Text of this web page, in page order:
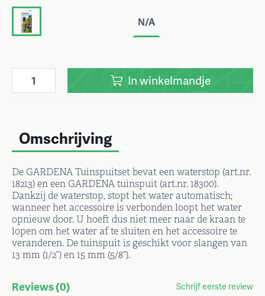
N/A
Inwinkelmandje
Omschrijving
De GARDENA Tuinspuitset bevat een waterstop (art.nr.
18213) en een GARDENA tuinspuit (art.nr. 18300).
Dankzij de waterstop, stopt het water automatisch;
wanneer het accessoire is verbonden loopt het water
opnieuw door. U hoeft dus niet meer naar de kraan te
lopen om het water af te sluiten en het accessoire te
veranderen. De tuinspuit is geschikt voor slangen van
13 mm (1/2”) en 15 mm (5/8”).
Reviews(0) Schrijf eerste review